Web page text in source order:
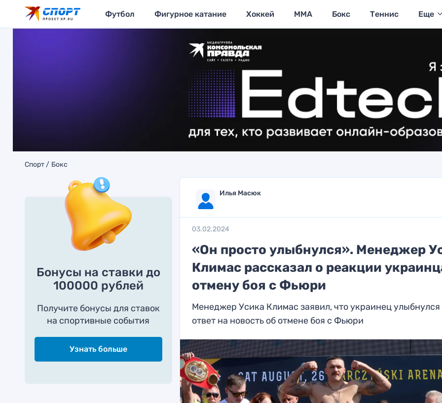
Футбол Фигурное катание Хоккей MMA Бокс Теннис Еще
Спорт Бокс
Бонусы на ставки до
100000 рублей
Получите бонусы для ставок
на спортивные события
Узнать больше
Илья Масюк
03.02.2024
«Он просто улыбнулся». Менеджер
Климас рассказал о реакции
отмену боя с Фьюри
Менеджер Усика Климас заявил, что украинец улыбнулся
ответ на новость об отмене боя с Фьюри